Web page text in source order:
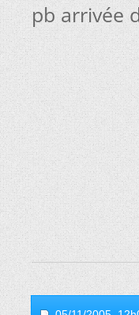
pb arrivée